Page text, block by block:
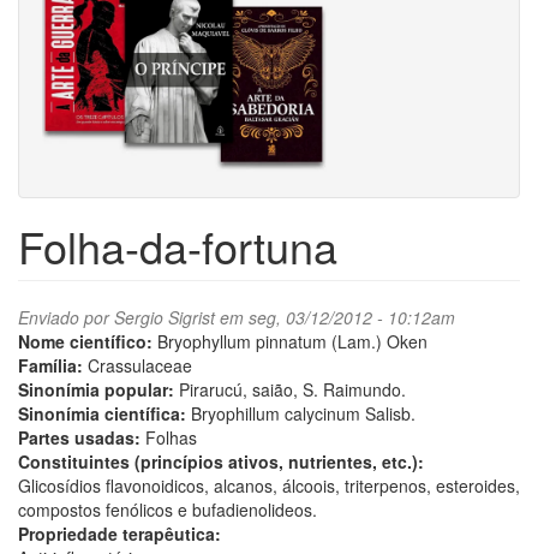
Folha-da-fortuna
Enviado porSergio Sigristem seg, 03/12/2012 - 10:12am
Nome científico: Bryophyllum pinnatum (Lam.) Oken
Família: Crassulaceae
Sinonímia popular: Pirarucú, saião, S. Raimundo.
Sinonímia científica: Bryophillum calycinum Salisb.
Partes usadas: Folhas
Constituintes (princípios ativos, nutrientes, etc.):
Glicosídios ﬂavonoidicos, alcanos, álcoois, triterpenos, esteroides,
compostos fenólicos e bufadienolideos.
Propriedade terapêutica: